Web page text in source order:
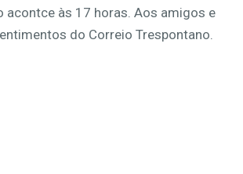
acontce às 17 horas. Aos amigos e
do Correio Trespontano.